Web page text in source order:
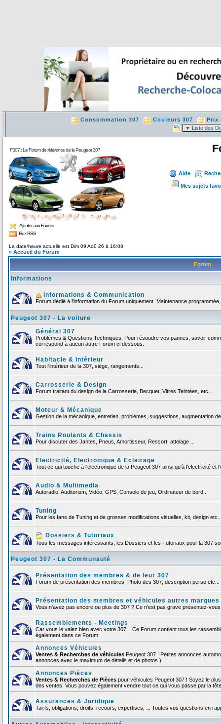
Consommation 307 Couleurs 307 Prix
F307 : Le Forum de référence de la Peugeot 307
Ajouter aux Favoris
Flux RSS
Aide
Mes sujets
La date/heure actuelle est Dim 09 Aoû 26 à 16:08
» Accueil du Forum
Forum
Informations
Informations & Communication
Forum dédié à l'information du Forum uniquement. Maintenance
Peugeot 307 - La voiture
Général 307
Problèmes & Questions Techniques. Pour résoudre vos pannes, savoir
correspond à aucun autre Forum ci dessous.
Habitacle & Intérieur
Tout l'intérieur de la 307, siège, rangements...
Carrosserie & Design
Forum traitant du design de la Carrosserie, Becquet, Vitres Teintées, etc...
Moteur & Mécanique
Gestion de la mécanique, entretien, problèmes, suggestions, augmentation
Trains Roulants & Chassis
Pour discuter des Jantes, Pneus, Amortisseur, Ressort, attelage ...
Electricité, Electronique & Eclairage
Tout ce qui touche à l'electronique de la Peugeot 307 ainsi qu'à l'electricité et
Audio & Multimedia
Autoradio, Auditorium, Vidéo, GPS, Console de jeu, Ordinateur de bord...
Tuning
Pour les fans de Tuning et de grosses modifications visuelles, kit, design
Dossiers & Tutoriaux
Tous les messages intéressants, les Dossiers et les Tutoriaux pour la 307
Peugeot 307 - La Communauté
Présentation des membres & de leur 307
Forum de présentation des membres. Photo des 307, description perso
Présentation des membres et véhicules autres marques
Vous n'avez pas encore ou plus de 307 ? Ce n'est pas grave présentez-
Rassemblements - Meetings
Car vous le valez bien avec votre 307... Ce Forum contient tous les
également dans ce Forum.
Annonces Véhicules
Ventes & Recherches de véhicules Peugeot 307 ! Petites annonces
annonces avec le maximum de détails et de photos.)
Annonces Pièces
Ventes & Recherches de Pièces pour véhicules Peugeot 307 ! Soyez le
des ventes. Vous pouvez également vendre tout ce qui vous passe par la
Assurances & Juridique
Tarifs, obligations, droits, recours, expertises, ... Toutes vos questions en